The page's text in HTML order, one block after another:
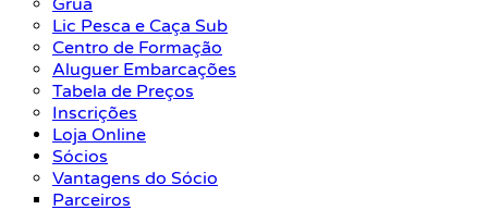
Grua
Lic Pesca e Caça Sub
Centro de Formação
Aluguer Embarcações
Tabela de Preços
Inscrições
Loja Online
Sócios
Vantagens do Sócio
Parceiros